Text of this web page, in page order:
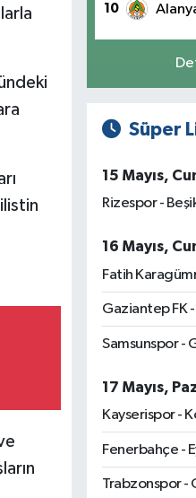
10
Süper
15 Mayıs,
Rizespor -
16 Mayıs,
Fatih
Gaziantep FK
Samsunspor -
17 Mayıs,
Kayserispor -
Fenerbahçe -
Trabzonspor -